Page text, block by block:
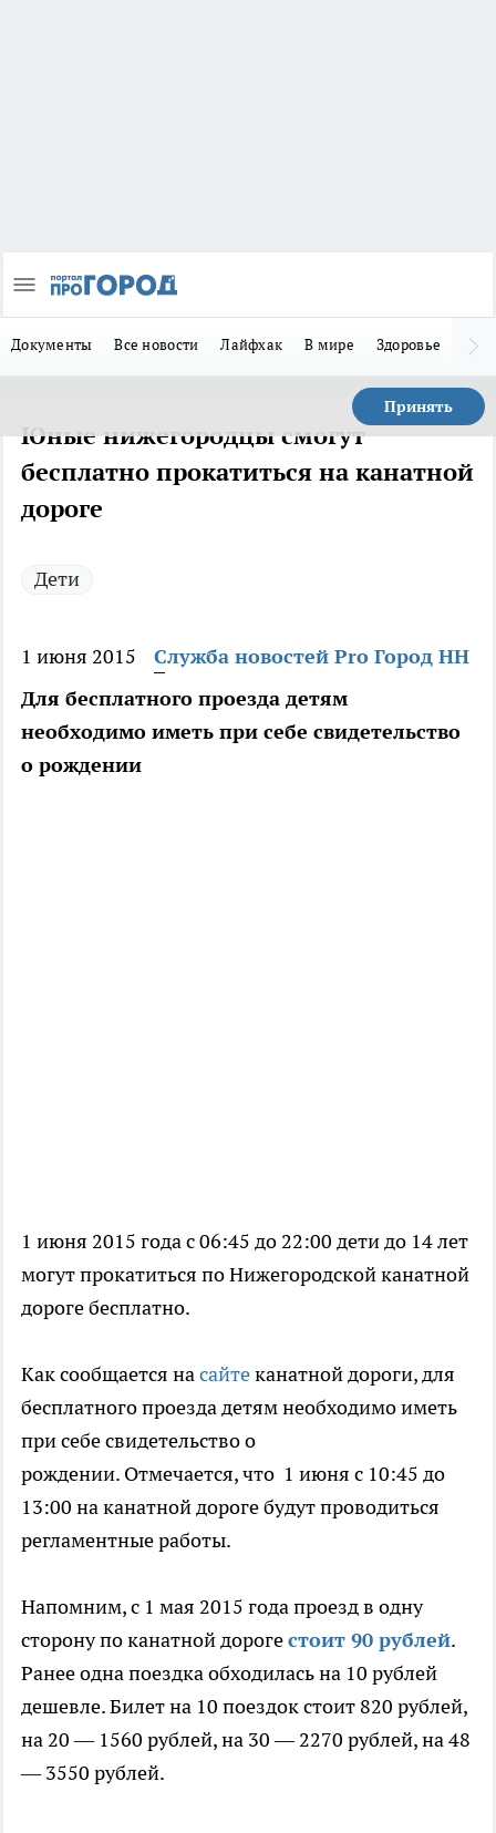
Документы Все новости Лайфхак В мире Здоровье
Принять
Юные нижегородцы смогут
бесплатно прокатиться на канатной
дороге
Дети
1 июня 2015
Служба новостей Pro Город НН
Для бесплатного проезда детям
необходимо иметь при себе свидетельство
о рождении
1 июня 2015 года с 06:45 до 22:00 дети до 14 лет
могут прокатиться по Нижегородской канатной
дороге бесплатно.
Как сообщается насайтеканатной дороги, для
бесплатного проезда детям необходимо иметь
при себе свидетельство о
рождении. Отмечается, что 1 июня с 10:45 до
13:00 на канатной дороге будут проводиться
регламентные работы.
Напомним, с 1 мая 2015 года проезд в одну
сторону по канатной дорогестоит 90 рублей.
Ранее одна поездка обходилась на 10 рублей
дешевле. Билет на 10 поездок стоит 820 рублей,
на 20 — 1560 рублей, на 30 — 2270 рублей, на 48
— 3550 рублей.